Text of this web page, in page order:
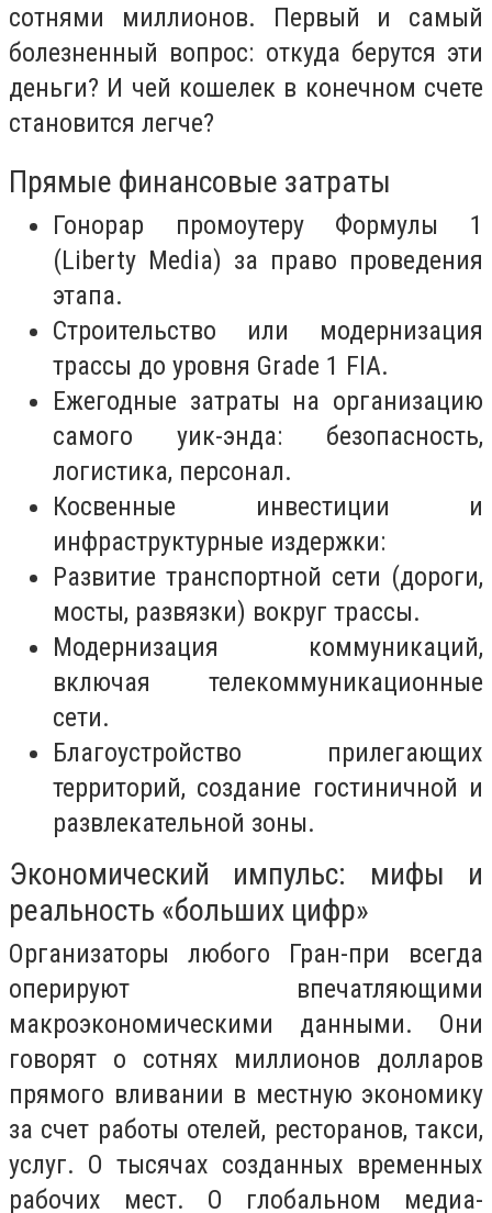
сотнями миллионов. Первый и самый
болезненный вопрос: откуда берутся эти
деньги? И чей кошелек в конечном счете
становится легче?
Прямые финансовые затраты
Гонорар промоутеру Формулы 1
(Liberty Media) за право проведения
этапа.
Строительство или модернизация
трассы до уровня Grade 1 FIA.
Ежегодные затраты на организацию
самого уик-энда: безопасность,
логистика, персонал.
Косвенные инвестиции и
инфраструктурные издержки:
Развитие транспортной сети (дороги,
мосты, развязки) вокруг трассы.
Модернизация коммуникаций,
включая телекоммуникационные
сети.
Благоустройство прилегающих
территорий, создание гостиничной и
развлекательной зоны.
Экономический импульс: мифы и
реальность «больших цифр»
Организаторы любого Гран-при всегда
оперируют впечатляющими
макроэкономическими данными. Они
говорят о сотнях миллионов долларов
прямого вливании в местную экономику
за счет работы отелей, ресторанов, такси,
услуг. О тысячах созданных временных
рабочих мест. О глобальном медиа-